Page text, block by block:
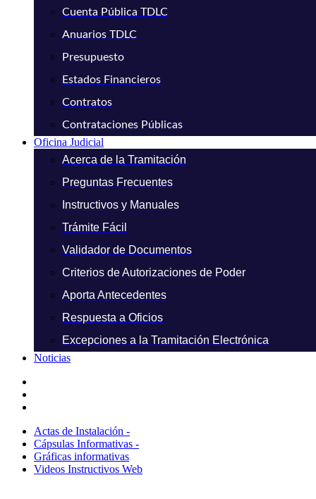
Cuenta Pública TDLC
Anuarios TDLC
Presupuesto
Estados Financieros
Contratos
Contrataciones Públicas
Oficina Judicial
Acerca de la Tramitación
Preguntas Frecuentes
Instructivos y Manuales
Trámite Fácil
Validador de Documentos
Criterios de Autorizaciones de Poder
Aporta Antecedentes
Respuesta a Oficios
Excepciones a la Tramitación Electrónica
Noticias
Actas de Instalación -
Cápsulas Informativas -
Gráficas informativas
Videos Instructivos Web